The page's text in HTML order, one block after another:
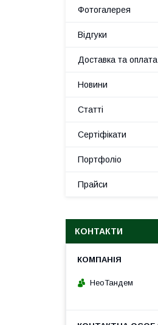
Фотогалерея
Відгуки
Доставка та оплата
Новини
Статті
Сертіфікати
Портфоліо
Прайси
КОНТАКТИ
НеоТандем